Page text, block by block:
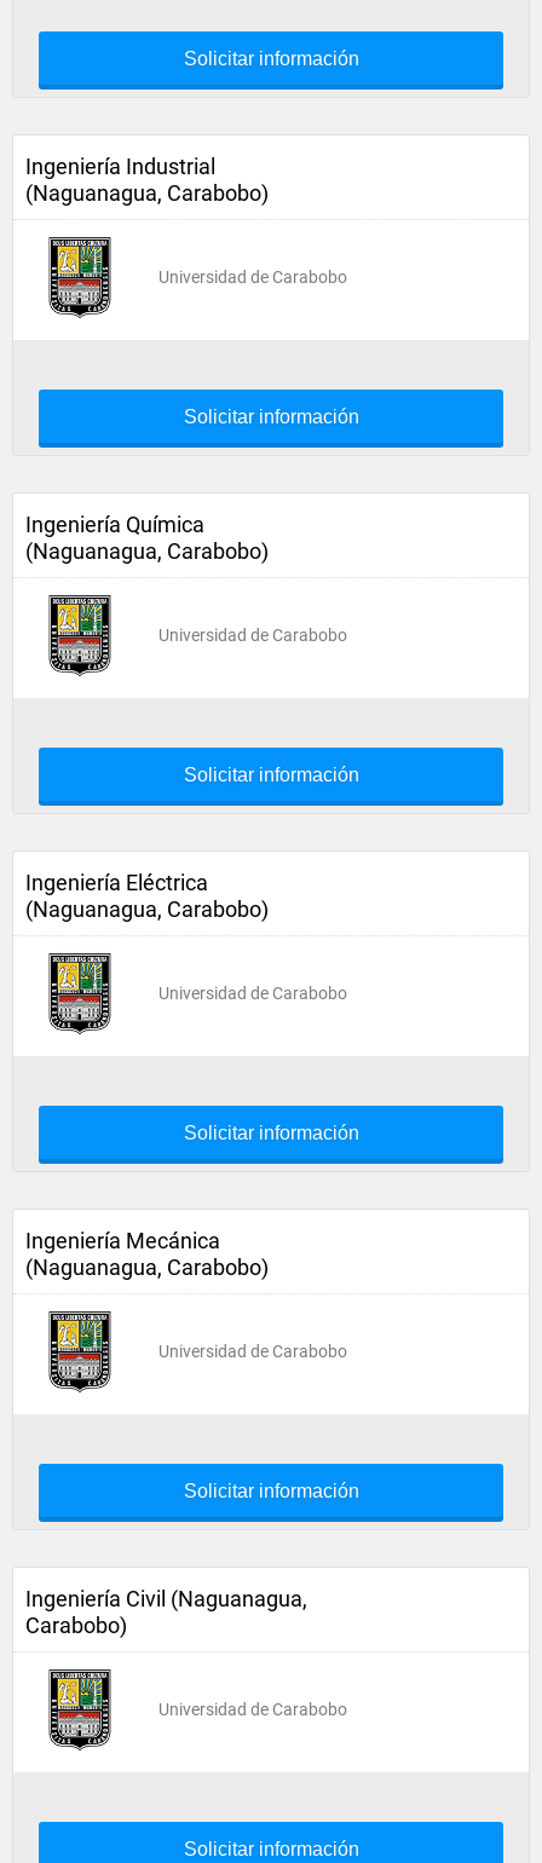
Solicitar información
Ingeniería Industrial
(Naguanagua, Carabobo)
Universidad de Carabobo
Solicitar información
Ingeniería Química
(Naguanagua, Carabobo)
Universidad de Carabobo
Solicitar información
Ingeniería Eléctrica
(Naguanagua, Carabobo)
Universidad de Carabobo
Solicitar información
Ingeniería Mecánica
(Naguanagua, Carabobo)
Universidad de Carabobo
Solicitar información
Ingeniería Civil (Naguanagua,
Carabobo)
Universidad de Carabobo
Solicitar información